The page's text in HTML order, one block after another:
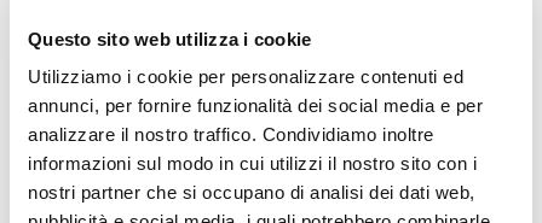
Questo sito web utilizza i cookie
Utilizziamo i cookie per personalizzare contenuti ed
annunci, per fornire funzionalità dei social media e per
analizzare il nostro traffico. Condividiamo inoltre
informazioni sul modo in cui utilizzi il nostro sito con i
nostri partner che si occupano di analisi dei dati web,
Condividi:
X
Facebook
Allenamenti in Diretta
muscle up